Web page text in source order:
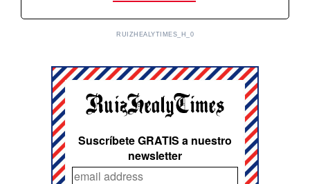
RUIZHEALYTIMES_H_0
Suscríbete GRATIS a nuestro
newsletter